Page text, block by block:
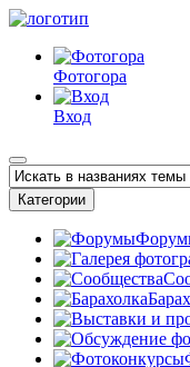
Фотогора
Вход
Категории